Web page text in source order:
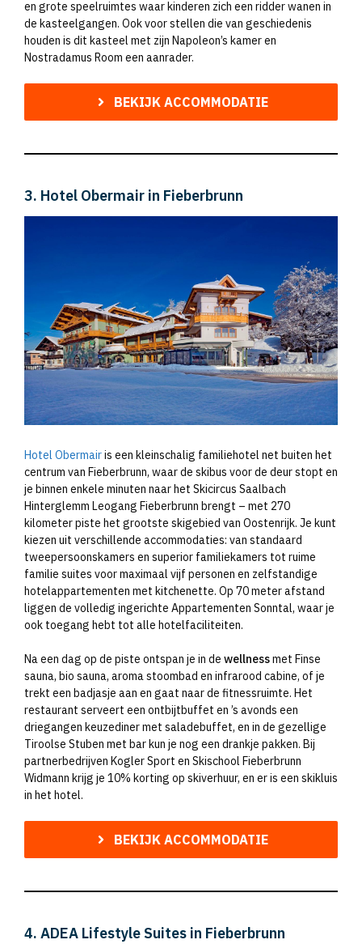
en grote speelruimtes waar kinderen zich een ridder wanen in
de kasteelgangen. Ook voor stellen die van geschiedenis
houden is dit kasteel met zijn Napoleon’s kamer en
Nostradamus Room een aanrader.
BEKIJK ACCOMMODATIE
3. Hotel Obermair in Fieberbrunn
Hotel Obermairis een kleinschalig familiehotel net buiten het
centrum van Fieberbrunn, waar de skibus voor de deur stopt en
je binnen enkele minuten naar het Skicircus Saalbach
Hinterglemm Leogang Fieberbrunn brengt – met 270
kilometer piste het grootste skigebied van Oostenrijk. Je kunt
kiezen uit verschillende accommodaties: van standaard
tweepersoonskamers en superior familiekamers tot ruime
familie suites voor maximaal vijf personen en zelfstandige
hotelappartementen met kitchenette. Op 70 meter afstand
liggen de volledig ingerichte Appartementen Sonntal, waar je
ook toegang hebt tot alle hotelfaciliteiten.
Na een dag op de piste ontspan je in de wellnessmet Finse
sauna, bio sauna, aroma stoombad en infrarood cabine, of je
trekt een badjasje aan en gaat naar de fitnessruimte. Het
restaurant serveert een ontbijtbuffet en ’s avonds een
driegangen keuzediner met saladebuffet, en in de gezellige
Tiroolse Stuben met bar kun je nog een drankje pakken. Bij
partnerbedrijven Kogler Sport en Skischool Fieberbrunn
Widmann krijg je 10% korting op skiverhuur, en er is een skikluis
in het hotel.
BEKIJK ACCOMMODATIE
4. ADEA Lifestyle Suites in Fieberbrunn